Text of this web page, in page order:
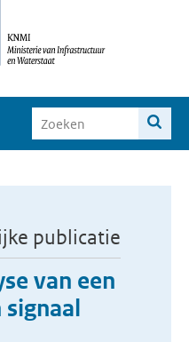
publicatie
van een
signaal